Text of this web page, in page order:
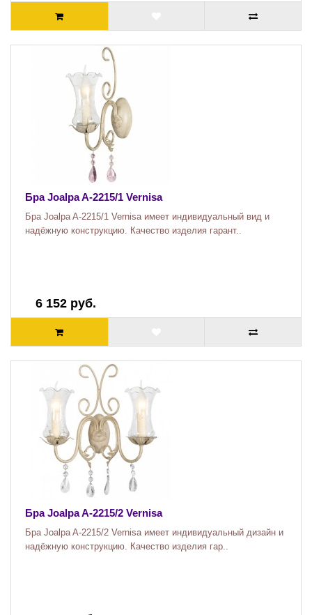
Бра Joalpa A-2215/1 Vernisa
Бра Joalpa A-2215/1 Vernisa имеет индивидуальный вид и
надёжную конструкцию. Качество изделия гарант..
6 152 руб.
Бра Joalpa A-2215/2 Vernisa
Бра Joalpa A-2215/2 Vernisa имеет индивидуальный дизайн и
надёжную конструкцию. Качество изделия гар..